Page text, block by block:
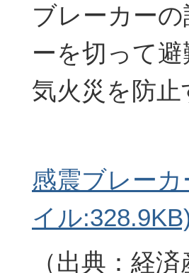
ブレーカー
ーを切って
気火災を防
感震ブレー
イル
（出典：経